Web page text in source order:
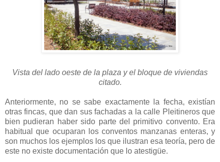
Vista del lado oeste de la plaza y el bloque de viviendas
citado.
Anteriormente, no se sabe exactamente la fecha, existían
otras fincas, que dan sus fachadas a la calle Pleitineros que
bien pudieran haber sido parte del primitivo convento. Era
habitual que ocuparan los conventos manzanas enteras, y
son muchos los ejemplos los que ilustran esa teoría, pero de
este no existe documentación que lo atestigüe.